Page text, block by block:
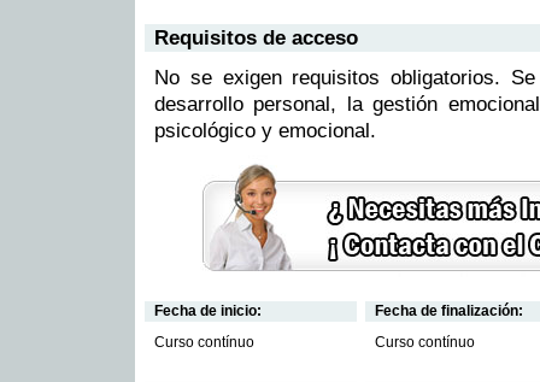
Requisitos de acceso
No se exigen requisitos obligatorios.
desarrollo personal, la gestión
psicológico y emocional.
Fecha de inicio:
Curso contínuo
Fecha de finalización:
Curso contínuo